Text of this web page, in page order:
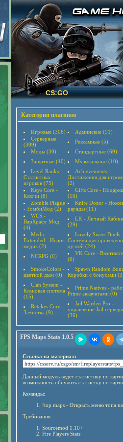
CS:GO
Категории плагинов
Игровые (306)
Админские (91)
Серверные
(309)
Рекламные (5)
Моды (30)
Стандартные (69)
Защитные (40)
Музыкальные (10)
Level Ranks -
Статистика
игроков (75)
Achievements -
Достижения для
(2)
Keys Core -
Ключи (8)
Gifts Core - Подарки
(10)
Zombie Plague
- ЗомбиМод (2)
Knife Dozor -
раунды (11)
WCS -
ВарКрафт Мод
(4)
LK - Личный
(29)
Medic
Extended - Игрок
медик (2)
Lovely Sweet Duels -
Система для
дуэлей (24)
NCRPG (0)
VK Core - Вконтакте
(6)
SmokeColors -
цветной дым (0)
Spawn Random
Коробки с бонусами
Clan System -
Клановая система
(15)
Prime Natives -
Prime аккаунтами (0)
Retakes Core -
Зачистка (9)
Jail Warden Pro -
управление Jail
(36)
FPS Maps Stats 1.0.5
Ссылка на материал:
Данный модуль ведет статистику по
возможность обнулить статистку по
Команды:
!top maps - Открыть меню топа
Требования:
Sourcemod 1.10+
Fire Players Stats